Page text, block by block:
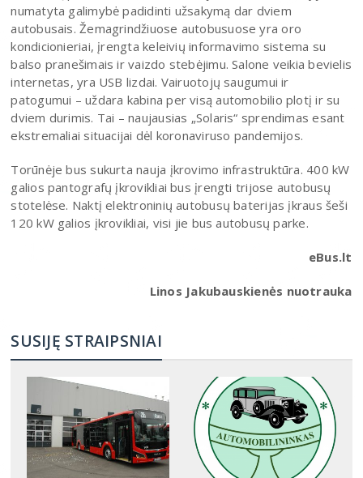
numatyta galimybė padidinti užsakymą dar dviem
autobusais. Žemagrindžiuose autobusuose yra oro
kondicionieriai, įrengta keleivių informavimo sistema su
balso pranešimais ir vaizdo stebėjimu. Salone veikia bevielis
internetas, yra USB lizdai. Vairuotojų saugumui ir
patogumui – uždara kabina per visą automobilio plotį ir su
dviem durimis. Tai – naujausias „Solaris“ sprendimas esant
ekstremaliai situacijai dėl koronaviruso pandemijos.
Torūnėje bus sukurta nauja įkrovimo infrastruktūra. 400 kW
galios pantografų įkrovikliai bus įrengti trijose autobusų
stotelėse. Naktį elektroninių autobusų baterijas įkraus šeši
120 kW galios įkrovikliai, visi jie bus autobusų parke.
eBus.lt
Linos Jakubauskienės nuotrauka
SUSIJĘ STRAIPSNIAI